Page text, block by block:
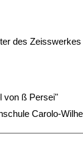
des
von ß Persei"
Carolo-